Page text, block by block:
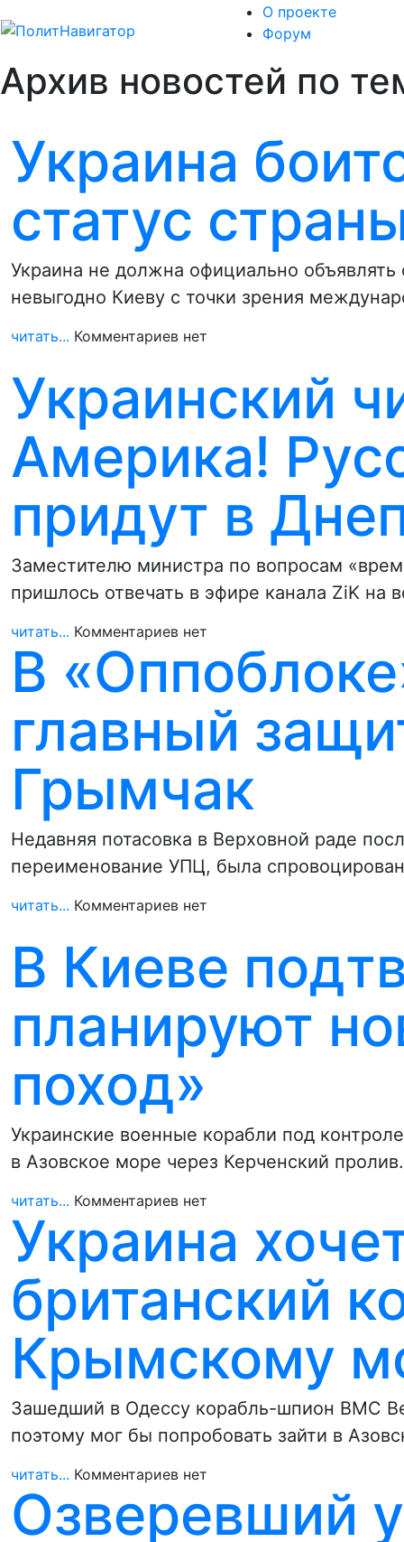
О проекте
Форум
Архив новостей по
Украина
статус
Украина не должна официально
невыгодно Киеву с точки зрения
читать... Комментариев нет
Украинский
Америка!
придут в
Заместителю министра по вопросам
пришлось отвечать в эфире канала ZiK на
читать... Комментариев нет
В
главный
Грымчак
Недавняя потасовка в Верховной раде
переименование УПЦ, была
читать... Комментариев нет
В Киеве
планируют
поход»
Украинские военные корабли под
в Азовское море через Керченский
читать... Комментариев нет
Украина
британский
Крымскому
Зашедший в Одессу корабль-шпион ВМС
поэтому мог бы попробовать зайти в
читать... Комментариев нет
Озверевший